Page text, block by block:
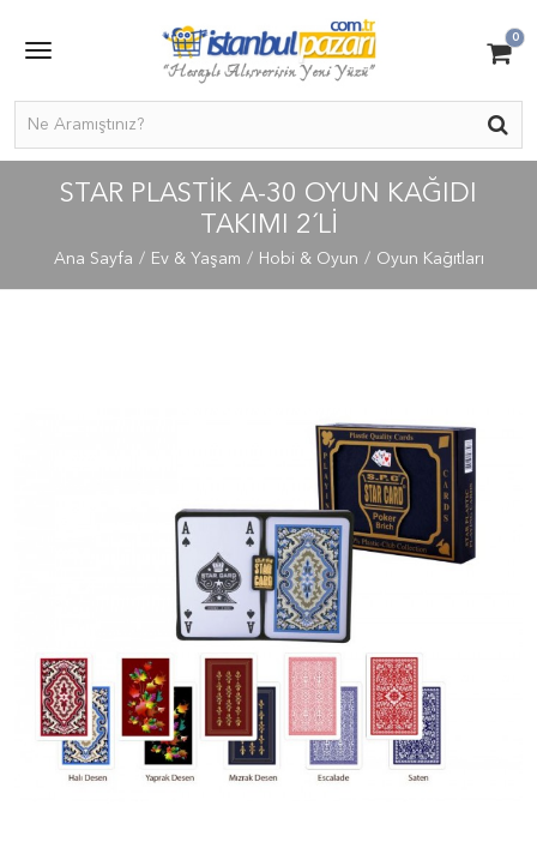
0
STAR PLASTIK A-30 OYUN KAĞIDI
TAKIMI 2´LI
Ana Sayfa Ev & Yaşam Hobi & Oyun Oyun Kağıtları